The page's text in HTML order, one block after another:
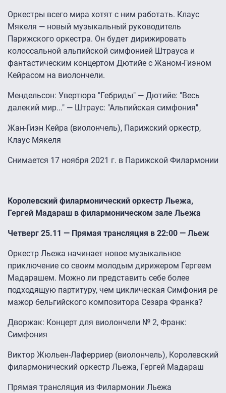
Оркестры всего мира хотят с ним работать. Клаус
Мякеля — новый музыкальный руководитель
Парижского оркестра. Он будет дирижировать
колоссальной альпийской симфонией Штрауса и
фантастическим концертом Дютийе с Жаном-Гиэном
Кейрасом на виолончели.
Мендельсон: Увертюра "Гебриды" — Дютийе: "Весь
далекий мир..." — Штраус: "Альпийская симфония"
Жан-Гиэн Кейра (виолончель), Парижский оркестр,
Клаус Мякеля
Снимается 17 ноября 2021 г. в Парижской Филармонии
Королевский филармонический оркестр Льежа,
Гергей Мадараш в филармоническом зале Льежа
Четверг 25.11 — Прямая трансляция в 22:00 — Льеж
Оркестр Льежа начинает новое музыкальное
приключение со своим молодым дирижером Гергеем
Мадарашем. Можно ли представить себе более
подходящую партитуру, чем циклическая Симфония ре
мажор бельгийского композитора Сезара Франка?
Дворжак: Концерт для виолончели № 2, Франк:
Симфония
Виктор Жюльен-Лаферриер (виолончель), Королевский
филармонический оркестр Льежа, Гергей Мадараш
Прямая трансляция из Филармонии Льежа